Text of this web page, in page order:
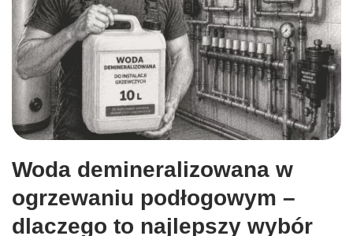
Woda demineralizowana w
ogrzewaniu podłogowym –
dlaczego to najlepszy wybór